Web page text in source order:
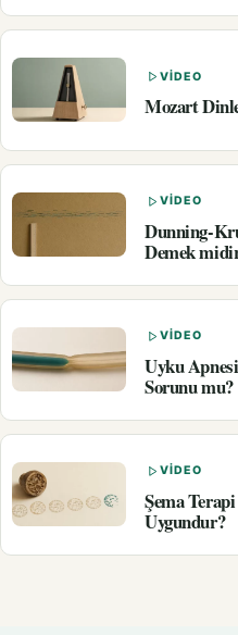
VIDEO
Mozart
VIDEO
Dunning-
Demek
VIDEO
Uyku
Sorunu mu?
VIDEO
Şema
Uygundur?